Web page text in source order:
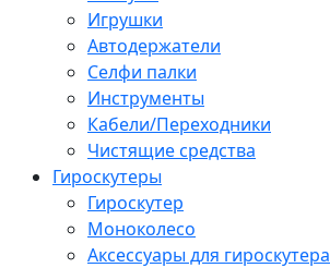
Игрушки
Автодержатели
Селфи палки
Инструменты
Кабели/Переходники
Чистящие средства
Гироскутеры
Гироскутер
Моноколесо
Аксессуары для гироскутера